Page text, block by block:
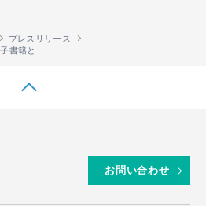
プレスリリース
LegibleとACCESS Europe、電子書籍とオーディオブックのコネクテッドカーへの搭載に向けて提携
お問い合わせ